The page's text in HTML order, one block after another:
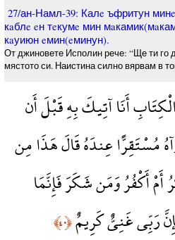
27/ан-Намл-39: Калe ъфритун
кaблe eн тeкумe мин
кaуиюн eмин(eминун).
От джиновете Исполин рече: “Ще ти го
мястото си. Наистина силно вярвам в
أَنَا آتِيكَ بِهِ قَبْلَ أَن
مُسْتَقِرًّا عِندَهُ قَالَ هَذَا مِن
أَكْفُرُ وَمَن شَكَرَ فَإِنَّمَا
رَبِّي غَنِيٌّ كَرِيمٌ﴿٤٠﴾